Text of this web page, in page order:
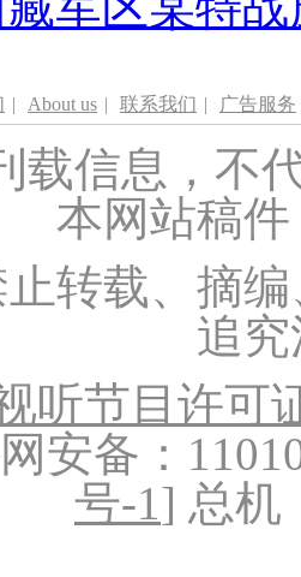
| About us | 联系我们 | 广告服务
载信息，不
本网站稿
转载、摘
追
听节目许可
安备：
号-1] 总机